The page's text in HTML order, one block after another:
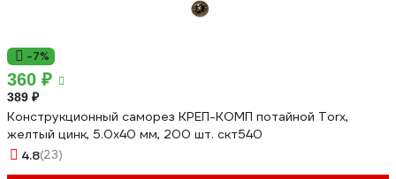
-7%
360 ₽
389 ₽
Конструкционный саморез КРЕП-КОМП потайной Torx,
желтый цинк, 5.0x40 мм, 200 шт. скт540
4.8(23)